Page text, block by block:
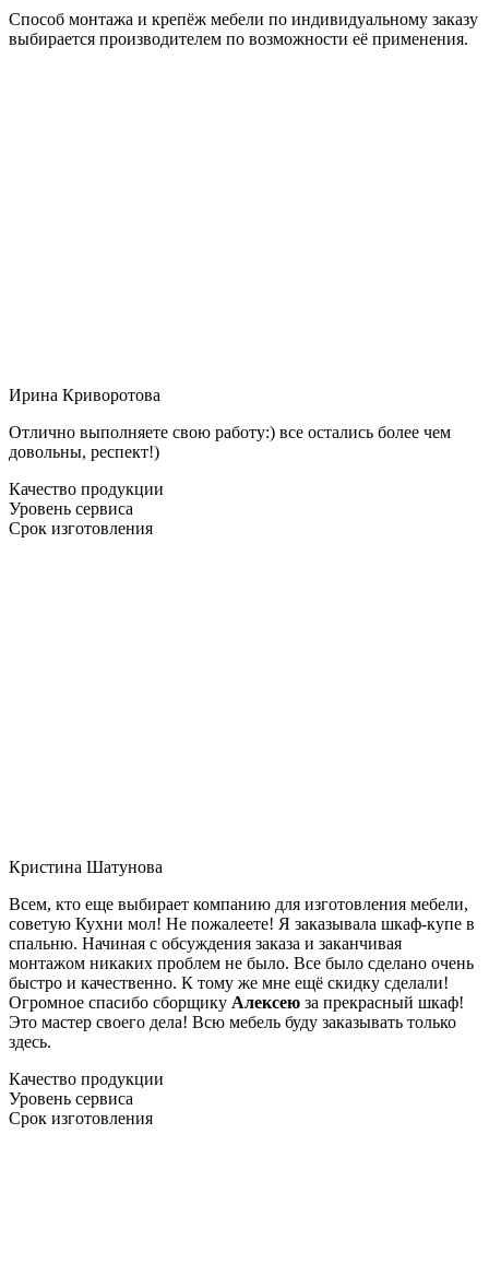
Способ монтажа и крепёж мебели по индивидуальному заказу
выбирается производителем по возможности её применения.
Ирина Криворотова
Отлично выполняете свою работу:) все остались более чем
довольны, респект!)
Качество продукции
Уровень сервиса
Срок изготовления
Кристина Шатунова
Всем, кто еще выбирает компанию для изготовления мебели,
советую Кухни мол! Не пожалеете! Я заказывала шкаф-купе в
спальню. Начиная с обсуждения заказа и заканчивая
монтажом никаких проблем не было. Все было сделано очень
быстро и качественно. К тому же мне ещё скидку сделали!
Огромное спасибо сборщику Алексею за прекрасный шкаф!
Это мастер своего дела! Всю мебель буду заказывать только
здесь.
Качество продукции
Уровень сервиса
Срок изготовления